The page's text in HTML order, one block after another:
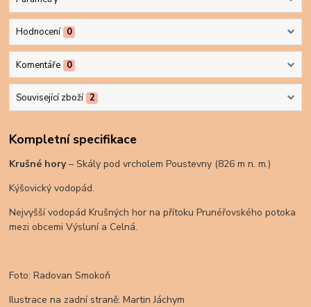
Hodnocení 0
Komentáře 0
Související zboží 2
Kompletní specifikace
Krušné hory– Skály pod vrcholem Poustevny (826 m n. m.)
Kýšovický vodopád.
Nejvyšší vodopád Krušných hor na přítoku Prunéřovského potoka
mezi obcemi Výsluní a Celná.
Foto: Radovan Smokoň
Ilustrace na zadní straně: Martin Jáchym